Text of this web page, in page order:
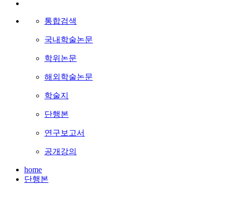
통합검색
국내학술논문
학위논문
해외학술논문
학술지
단행본
연구보고서
공개강의
home
단행본